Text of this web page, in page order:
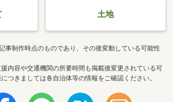
土地
事制作時点のものであり、その後変動している可能性
内容や交通機関の所要時間も掲載後変更されている可
つきましては各自治体等の情報をご確認ください。